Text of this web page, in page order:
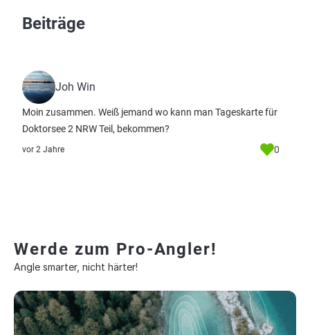
Beiträge
Joh Win
Moin zusammen. Weiß jemand wo kann man Tageskarte für
Doktorsee 2 NRW Teil, bekommen?
vor 2 Jahre 0
Werde zum Pro-Angler!
Angle smarter, nicht härter!